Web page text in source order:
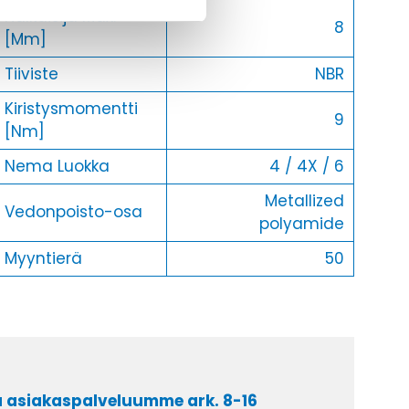
Halkaisija Max.
[Mm]
8
Tiiviste
NBR
Kiristysmomentti
[Nm]
9
Nema Luokka 4 / 4X / 6
Vedonpoisto-osa
Metallized
polyamide
Myyntierä
50
asiakaspalveluumme ark. 8-16